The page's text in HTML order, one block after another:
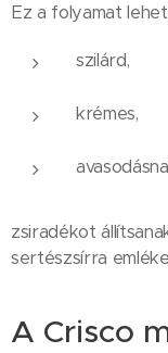
Ez a folyamat
szilárd,
krémes,
zsiradékot
sertészsírra
A Crisco